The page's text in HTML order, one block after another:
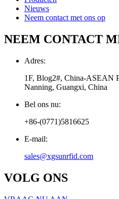
Nieuws
Neem contact met ons op
NEEM CONTACT
Adres:
1F, Blog2#, China-ASEAN
Nanning, Guangxi, China
Bel ons nu:
+86-(0771)5816625
E-mail:
sales@xgsunrfid.com
VOLG ONS